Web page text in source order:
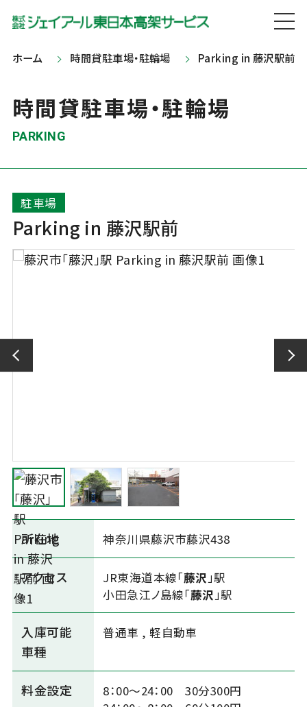
ホーム 時間貸駐車場・駐輪場 Parking in 藤沢駅前
時間貸駐車場・駐輪場
PARKING
駐車場
Parking in 藤沢駅前
所在地 神奈川県藤沢市藤沢438
アクセス JR東海道本線「藤沢」駅
小田急江ノ島線「藤沢」駅
入庫可能
車種
普通車 ,軽自動車
料金設定
8：00～24：00 30分300円